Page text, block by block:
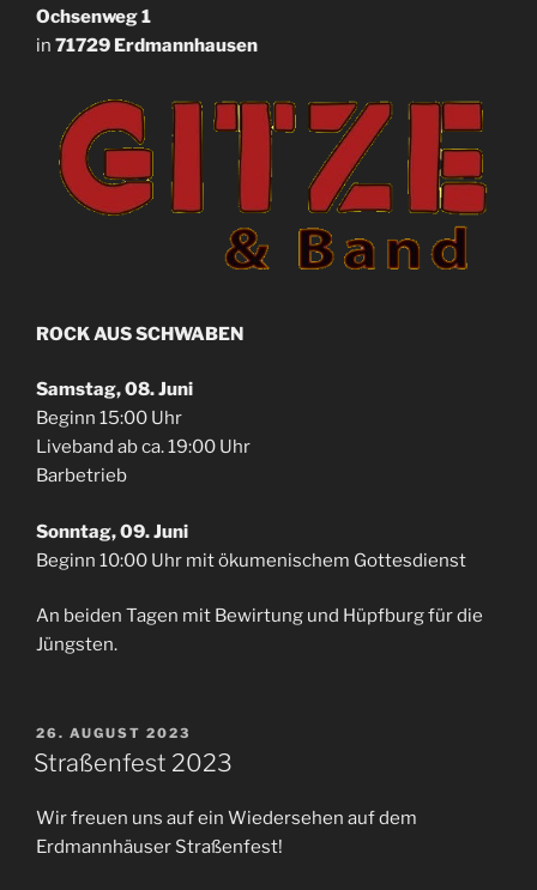
Ochsenweg 1
in 71729 Erdmannhausen
ROCK AUS SCHWABEN
Samstag, 08. Juni
Beginn 15:00 Uhr
Liveband ab ca. 19:00 Uhr
Barbetrieb
Sonntag, 09. Juni
Beginn 10:00 Uhr mit ökumenischem Gottesdienst
An beiden Tagen mit Bewirtung und Hüpfburg für die
Jüngsten.
VERÖFFENTLICHT
AM
26. AUGUST 2023
Straßenfest 2023
Wir freuen uns auf ein Wiedersehen auf dem
Erdmannhäuser Straßenfest!